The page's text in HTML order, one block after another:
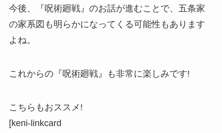
今後、『呪術廻戦』のお話が進むことで、五条家
の家系図も明らかになってくる可能性もあります
よね。
これからの『呪術廻戦』も非常に楽しみです!
こちらもおススメ!
[keni-linkcard